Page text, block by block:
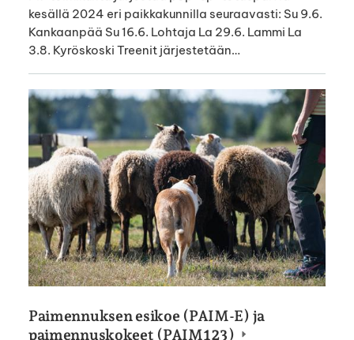
kesällä 2024 eri paikkakunnilla seuraavasti: Su 9.6.
Kankaanpää Su 16.6. Lohtaja La 29.6. Lammi La
3.8. Kyröskoski Treenit järjestetään…
Paimennuksen esikoe (PAIM-E) ja
paimennuskokeet (PAIM123)